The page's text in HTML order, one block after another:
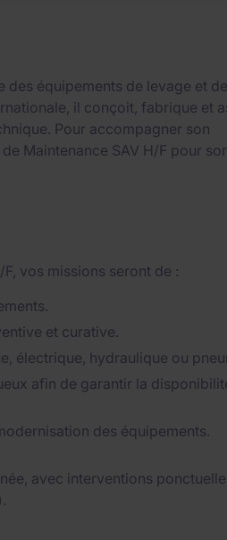
des équipements de levage et de
il conçoit, fabrique et
Pour accompagner son
Maintenance SAV H/F pour
vos missions seront de :
et curative.
électrique, hydraulique ou
afin de garantir la
des équipements.
avec interventions